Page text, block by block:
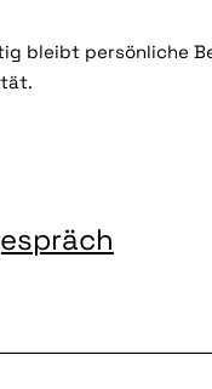
bleibt persönliche